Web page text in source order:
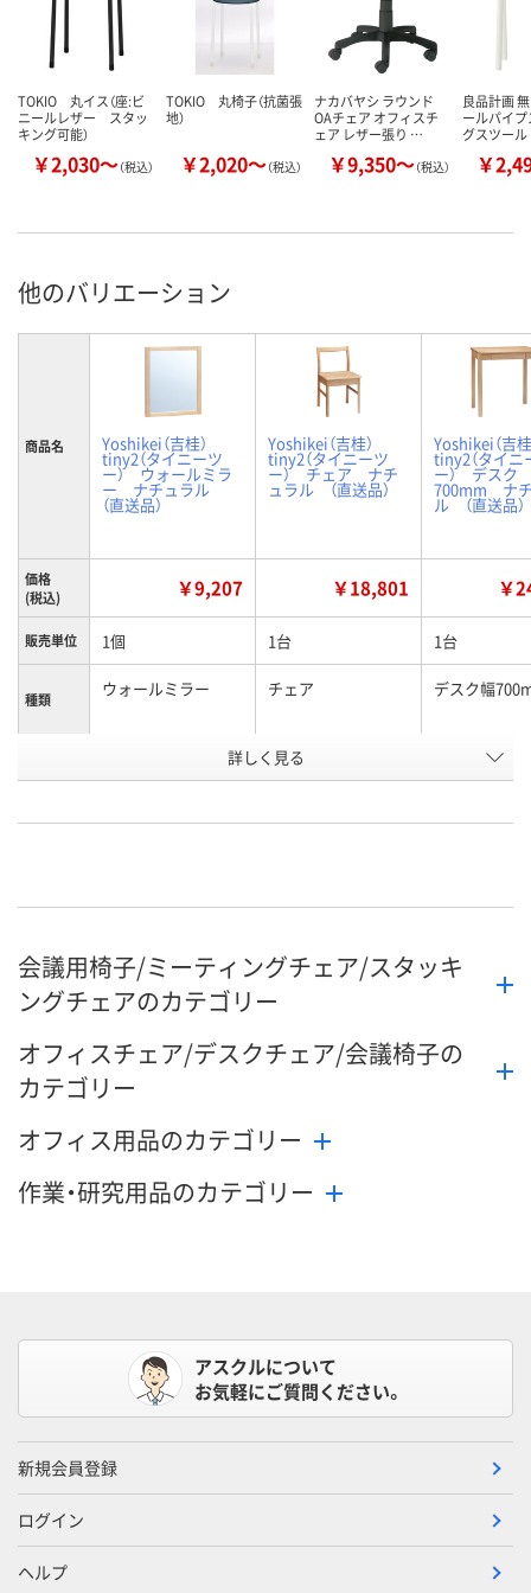
TOKIO 丸イス（座:ビ
ニールレザー スタッ
キング可能）
￥2,030～（税込）
TOKIO 丸椅子（抗菌張
地）
￥2,020～（税込）
ナカバヤシ ラウンド
OAチェア オフィスチ
ェア レザー張り …
￥9,350～（税込）
良品計画
ールパイ
グスツール
￥
他のバリエーション
商品名 Yoshikei（吉桂）
tiny2（タイニーツ
ー） ウォールミラ
ー ナチュラル
（直送品）
Yoshikei（吉桂）
tiny2（タイニーツ
ー） チェア ナチ
ュラル （直送品）
Yoshikei（吉
tiny2（タイニ
ー） デスク
700mm ナ
ル （直送品）
価格
(税込)
￥9,207 ￥18,801 ￥
販売単位 1個 1台 1台
種類 ウォールミラー チェア デスク幅
N075077 N075071
した
販売停止中です
カ
詳しく見る
会議用椅子/ミーティングチェア/スタッキ
ングチェアのカテゴリー
オフィスチェア/デスクチェア/会議椅子の
カテゴリー
オフィス用品のカテゴリー
作業・研究用品のカテゴリー
アスクルについて
お気軽にご質問ください。
新規会員登録
ログイン
ヘルプ